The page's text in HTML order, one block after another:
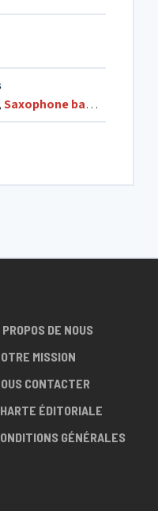
,Saxophone baryton
DE NOUS
MISSION
CONTACTER
ÉDITORIALE
GÉNÉRALES